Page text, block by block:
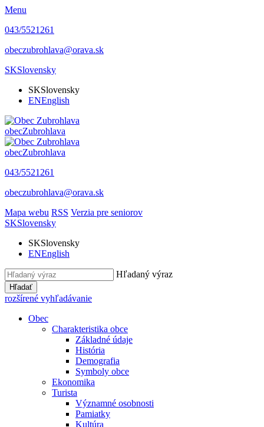
Menu
043/5521261
obeczubrohlava@orava.sk
SKSlovensky
SKSlovensky
ENEnglish
obecZubrohlava
obecZubrohlava
043/5521261
obeczubrohlava@orava.sk
Mapa webu RSS Verzia pre seniorov
SKSlovensky
SKSlovensky
ENEnglish
Hľadaný výraz
Hľadať
rozšírené vyhľadávanie
Obec
Charakteristika obce
Základné údaje
História
Demografia
Symboly obce
Ekonomika
Turista
Významné osobnosti
Pamiatky
Kultúra